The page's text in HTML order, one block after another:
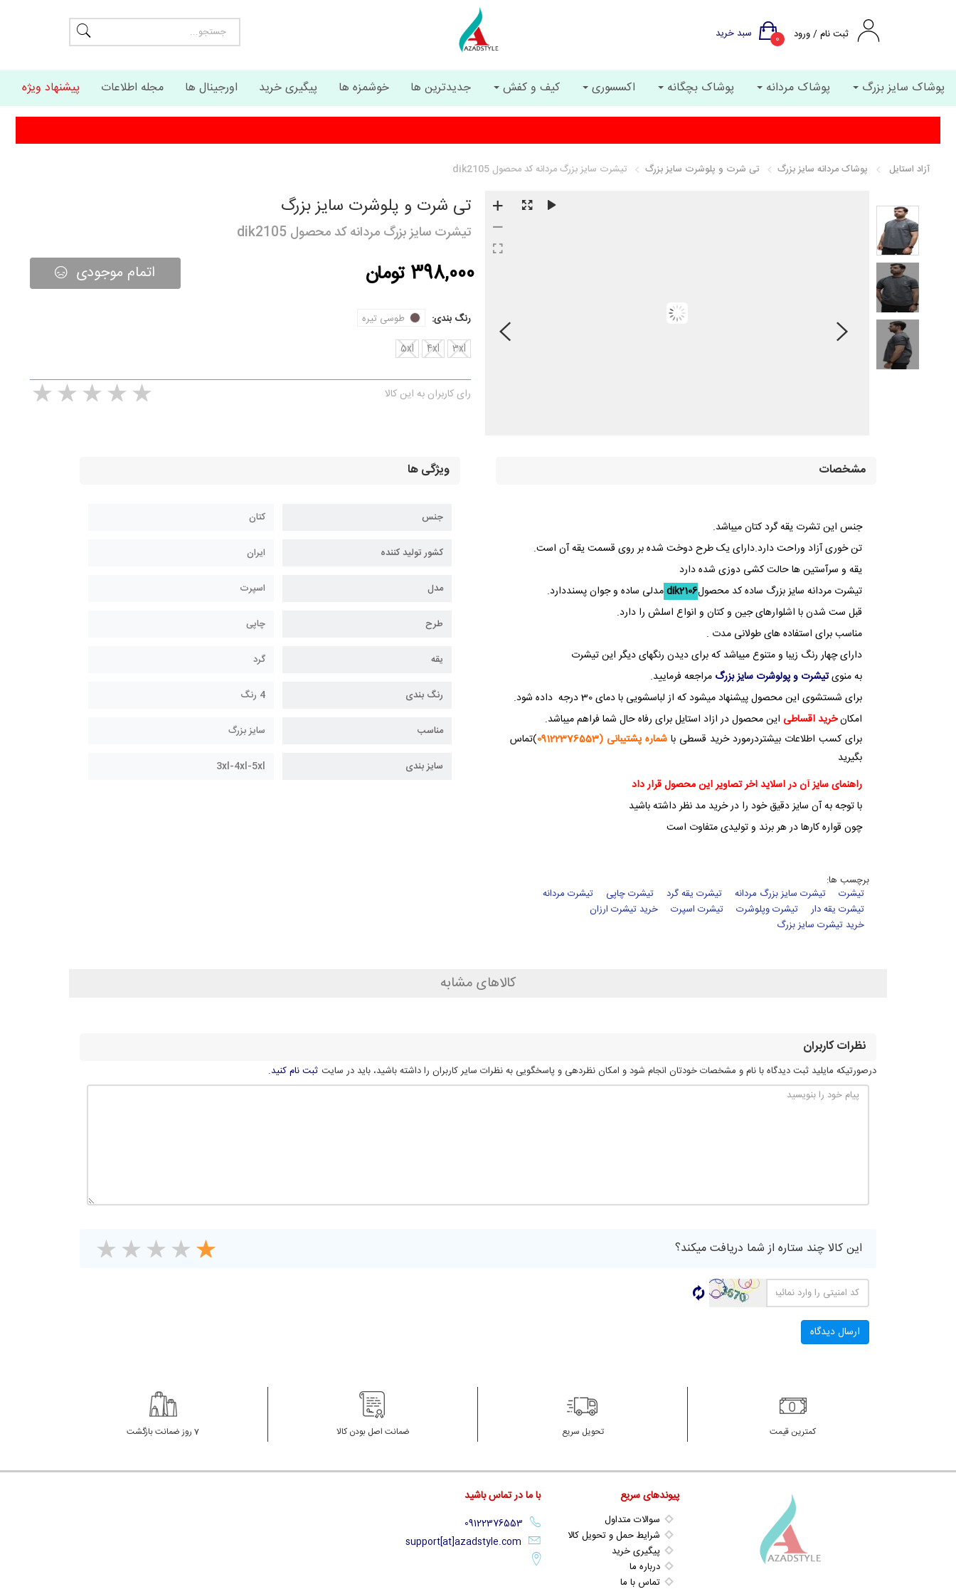
ثبت نام / ورود 0 سبد خرید
پوشاک سایز بزرگ پوشاک مردانه پوشاک بچگانه اکسسوری کیف و کفش جدیدترین ها خوشمزه ها پیگیری خرید اورجینال ها مجله اطلاعات پیشنهاد ویژه
آزاد استایل پوشاک مردانه سایز بزرگ تی شرت و پلوشرت سایز بزرگ تیشرت سایز بزرگ مردانه کد محصول dik2105
تی شرت و پلوشرت سایز بزرگ
تیشرت سایز بزرگ مردانه کد محصول dik2105
398,000 تومان اتمام موجودی
رنگ بندی:
طوسی تیره
3xl
4xl
5xl
رای کاربران به این کالا
مشخصات
جنس این تشرت یقه گرد کتان میباشد.
تن خوری آزاد وراحت دارد.دارای یک طرح دوخت شده بر روی قسمت یقه آن است.
یقه و سرآستین ها حالت کشی دوزی شده دارد
تیشرت مردانه سایز بزرگ ساده کد محصولdik2106مدلی ساده و جوان پسنددارد.
قبل ست شدن با اشلوارهای جین و کتان و انواع اسلش را دارد.
مناسب برای استفاده های طولانی مدت .
دارای چهار رنگ زیبا و متنوع میباشد که برای دیدن رنگهای دیگر این تیشرت
به منویتیشرت و پولوشرت سایز بزرگ مراجعه فرمایید.
برای شستشوی این محصول پیشنهاد میشود که از لباسشویی با دمای 30 درجه داده شود.
امکانخرید اقساطی این محصول در ازاد استایل برای رفاه حال شما فراهم میباشد.
برای کسب اطلاعات بیشتردرمورد خرید قسطی با شماره پشتیبانی (09122376553
)تماس
بگیرید
راهنمای سایز آن در اسلاید اخر تصاویر این محصول قرار داد
با توجه به آن سایز دقیق خود را در خرید مد نظر داشته باشید
چون قواره کارها در هر برند و تولیدی متفاوت است
برچسب ها:
تیشرت
تیشرت سایز بزرگ مردانه تیشرت یقه گرد تیشرت چاپی
تیشرت مردانه
تیشرت یقه دار
تیشرت وپلوشرت تیشرت اسپرت
خرید تیشرت ارزان
خرید تیشرت سایز بزرگ
ویژگی ها
جنس کتان
کشور تولید کننده ایران
مدل اسپرت
طرح چاپی
یقه گرد
رنگ بندی 4 رنگ
مناسب سایز بزرگ
سایز بندی 3xl-4xl-5xl
کالاهای مشابه
نظرات کاربران
درصورتیکه مایلید ثبت دیدگاه با نام و مشخصات خودتان انجام شود و امکان نظردهی و پاسخگویی به نظرات سایر کاربران را داشته باشید، باید در سایت ثبت نام کنید.
این کالا چند ستاره از شما دریافت میکند؟
کمترین قیمت تحویل سریع ضمانت اصل بودن کالا 7 روز ضمانت بازگشت
پیوندهای سریع
سوالات متداول
شرایط حمل و تحویل کالا
پیگیری خرید
درباره ما
تماس با ما
با ما در تماس باشید
support[at]azadstyle.com